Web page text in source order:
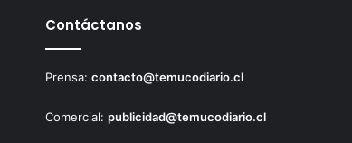
Contáctanos
Prensa:contacto@temucodiario.cl
Comercial:publicidad@temucodiario.cl